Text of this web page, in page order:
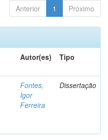
Anterior 1 Próximo
Autor(es) Tipo
Fontes,
Igor
Ferreira
Dissertação